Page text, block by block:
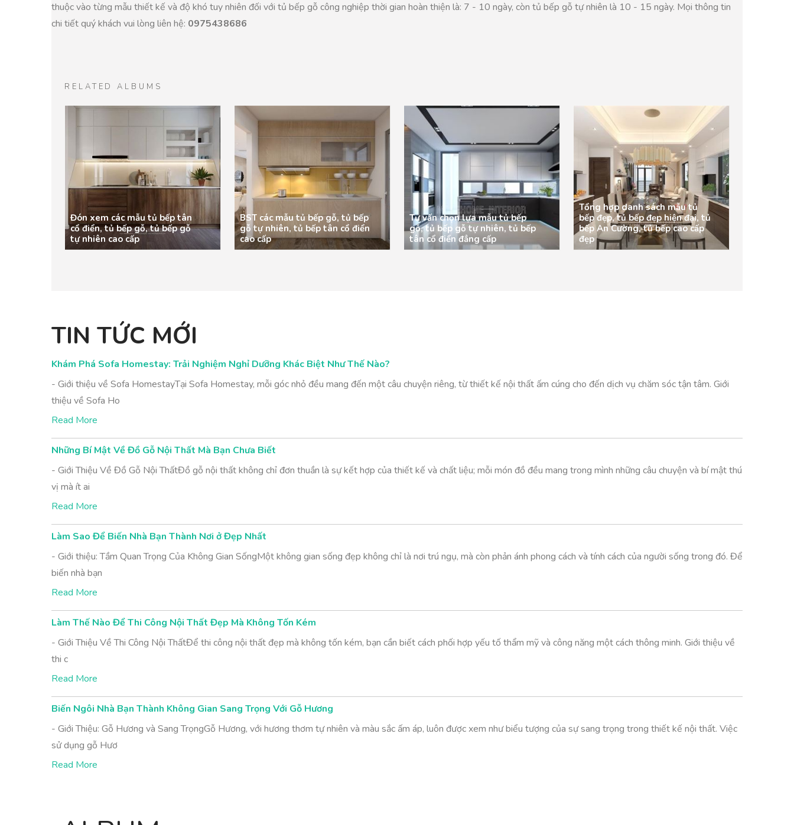
thuộc vào từng mẫu thiết kế và độ khó tuy nhiên đối với tủ bếp gỗ công nghiệp thời gian hoàn thiện là: 7 - 10 ngày, còn tủ bếp gỗ tự nhiên là 10 - 15 ngày. Mọi thông tin
chi tiết quý khách vui lòng liên hệ: 0975438686
RELATED ALBUMS
Đón xem các mẫu tủ bếp tân
cổ điển, tủ bếp gỗ, tủ bếp gỗ
tự nhiên cao cấp
BST các mẫu tủ bếp gỗ, tủ bếp
gỗ tự nhiên, tủ bếp tân cổ điển
cao cấp
Tư vấn chọn lựa mẫu tủ bếp
gỗ, tủ bếp gỗ tự nhiên, tủ bếp
tân cổ điển đẳng cấp
Tổng hợp danh sách mẫu tủ
bếp đẹp, tủ bếp đẹp hiện đại, tủ
bếp An Cường, tủ bếp cao cấp
đẹp
TIN TỨC MỚI
Khám Phá Sofa Homestay: Trải Nghiệm Nghỉ Dưỡng Khác Biệt Như Thế Nào?
- Giới thiệu về Sofa HomestayTại Sofa Homestay, mỗi góc nhỏ đều mang đến một câu chuyện riêng, từ thiết kế nội thất ấm cúng cho đến dịch vụ chăm sóc tận tâm. Giới
thiệu về Sofa Ho
Read More
Những Bí Mật Về Đồ Gỗ Nội Thất Mà Bạn Chưa Biết
- Giới Thiệu Về Đồ Gỗ Nội ThấtĐồ gỗ nội thất không chỉ đơn thuần là sự kết hợp của thiết kế và chất liệu; mỗi món đồ đều mang trong mình những câu chuyện và bí mật thú
vị mà ít ai
Read More
Làm Sao Để Biến Nhà Bạn Thành Nơi ở Đẹp Nhất
- Giới thiệu: Tầm Quan Trọng Của Không Gian SốngMột không gian sống đẹp không chỉ là nơi trú ngụ, mà còn phản ánh phong cách và tính cách của người sống trong đó. Để
biến nhà bạn
Read More
Làm Thế Nào Để Thi Công Nội Thất Đẹp Mà Không Tốn Kém
- Giới Thiệu Về Thi Công Nội ThấtĐể thi công nội thất đẹp mà không tốn kém, bạn cần biết cách phối hợp yếu tố thẩm mỹ và công năng một cách thông minh. Giới thiệu về
thi c
Read More
Biến Ngôi Nhà Bạn Thành Không Gian Sang Trọng Với Gỗ Hương
- Giới Thiệu: Gỗ Hương và Sang TrọngGỗ Hương, với hương thơm tự nhiên và màu sắc ấm áp, luôn được xem như biểu tượng của sự sang trọng trong thiết kế nội thất. Việc
sử dụng gỗ Hươ
Read More